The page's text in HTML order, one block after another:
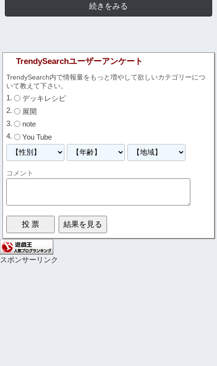
TrendySearchユーザーアンケート
TrendySearch内で情報量をもっと増やして欲しいカテゴリーにつ
いて教えて下さい。
デッキレシピ
展開
note
You Tube
コメント
スポンサーリンク
続きをみる